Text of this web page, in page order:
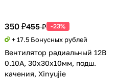
350 ₽455 ₽ -23%
+ 17.5 Бонусных рублей
Вентилятор радиальный 12В
0.10А, 30х30х10мм, подш.
качения, Xinyujie